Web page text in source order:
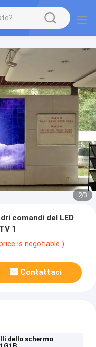
2/3
comandi del LED
1
is negotiable )
Contattaci
dello schermo